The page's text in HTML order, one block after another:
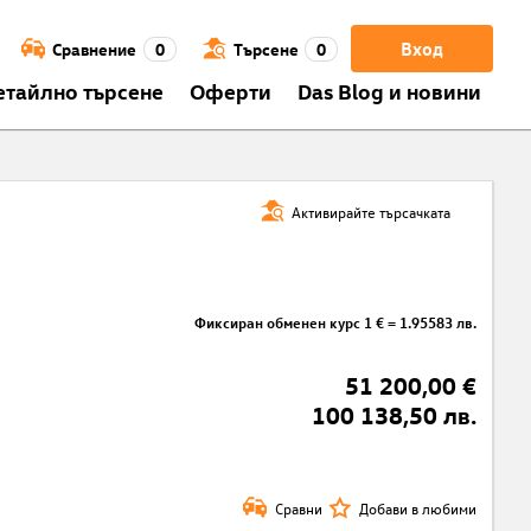
Вход
Сравнение 0 Търсене 0
търсене Оферти Das Blog и новини
Активирайте търсачката
Фиксиран обменен курс 1 € = 1.95583 лв.
51 200,00 €
100 138,50 лв.
Сравни Добави в любими